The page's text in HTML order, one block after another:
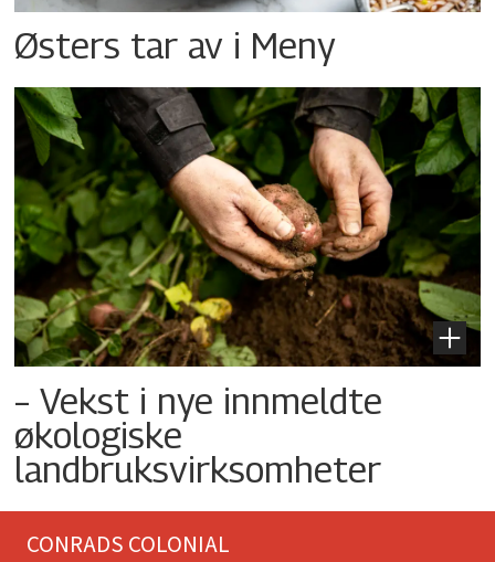
Østers tar av i Meny
– Vekst i nye innmeldte
økologiske
landbruksvirksomheter
CONRADS COLONIAL